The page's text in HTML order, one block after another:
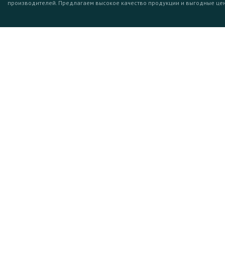
производителей. Предлагаем высокое качество продукции и выгодные